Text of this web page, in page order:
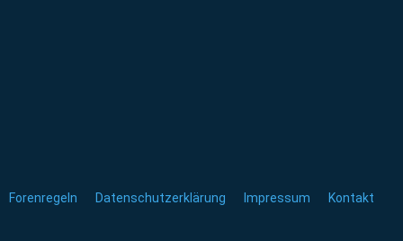
Forenregeln Datenschutzerklärung Impressum Kontakt